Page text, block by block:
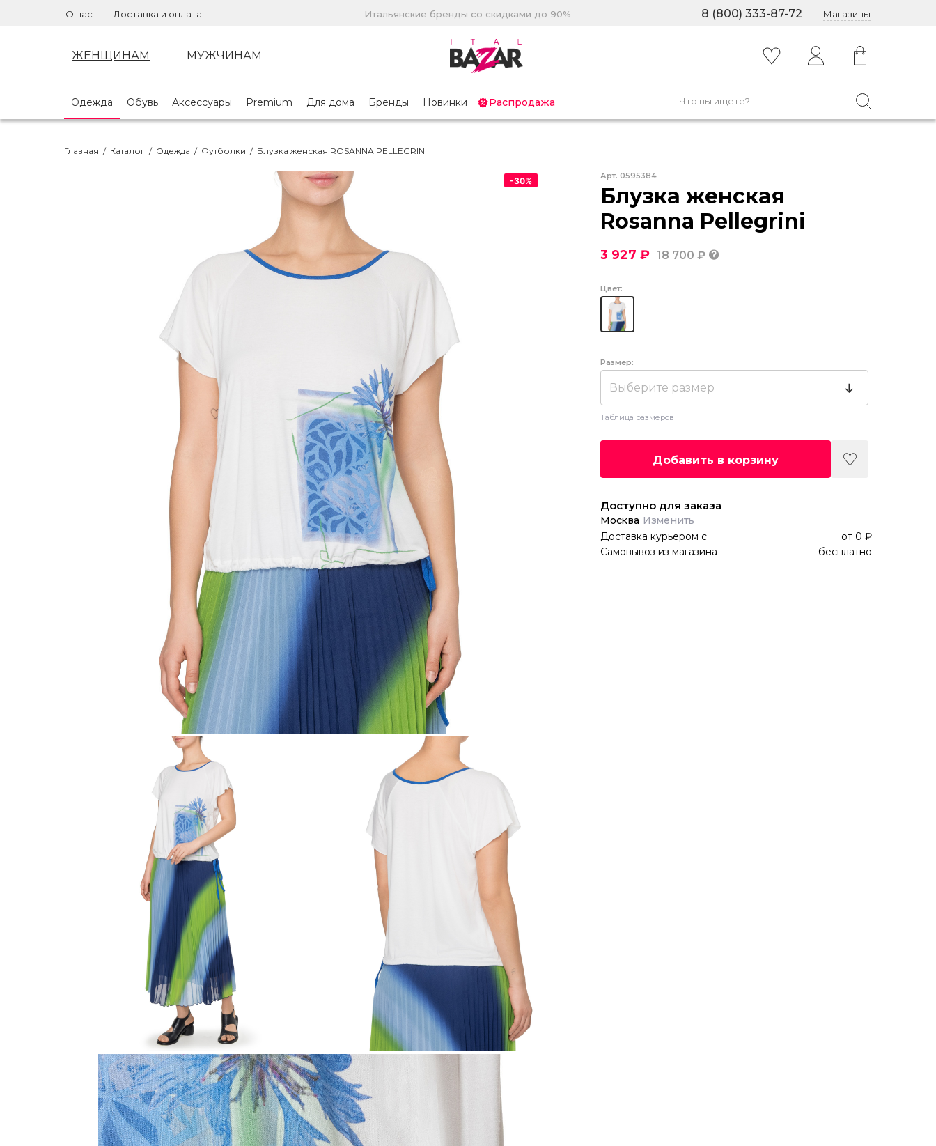
О нас Доставка и оплата Итальянские бренды со скидками до 90% 8 (800) 333-87-72 Магазины
ЖЕНЩИНАМ МУЖЧИНАМ
Одежда Обувь Аксессуары Premium Для дома Бренды Новинки Распродажа
Главная / Каталог / Одежда / Футболки / Блузка женская ROSANNA PELLEGRINI
-30% Арт. 0595384
Блузка женская
Rosanna Pellegrini
3 927 ₽ 18 700 ₽
Цвет:
Размер:
Выберите размер
Таблица размеров
Добавить в корзину
Доступно для заказа
Москва Изменить
Доставка курьером с от 0 ₽
Самовывоз из магазина
бесплатно